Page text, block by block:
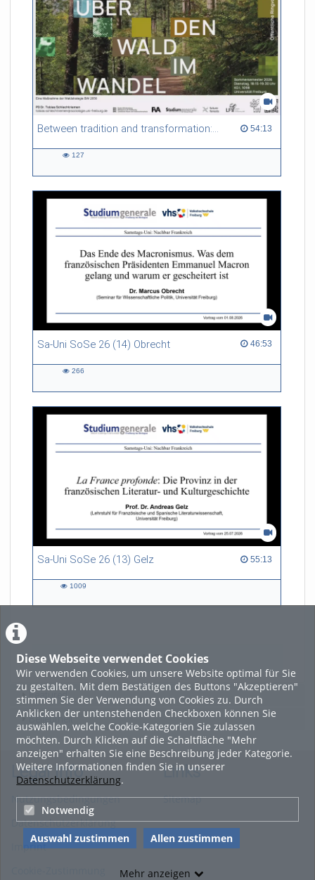
Diese Webseite verwendet Cookies
Wir verwenden Cookies, um unsere Website optimal für Sie
zu gestalten. Mit dem Bestätigen des Buttons "Akzeptieren"
stimmen Sie der Verwendung von Cookies zu. Durch
Anklicken der untenstehenden Checkboxen können Sie
auswählen, welche Cookie-Kategorien Sie zulassen
möchten. Durch Klicken auf die Schaltfläche "Mehr
anzeigen" erhalten Sie eine Beschreibung jeder Kategorie.
Weitere Informationen finden Sie in unserer
Datenschutzerklärung.
Notwendig
Auswahl zustimmen Allen zustimmen
Mehr anzeigen
Between tradition and transformation: how owners, advisers and institutions co-create knowledge for resilient forests in Europe 54:13
54:13 duration
127
Sa-Uni SoSe 26 (14) Obrecht 46:53
46:53 duration
266
Sa-Uni SoSe 26 (13) Gelz 55:13
55:13 duration
1009
LADE MEHR
Featured
Beliebtheit
Legal Info
Nutzungsbedingungen
Datenschutzerklärung
Imprint
Links
Sitemap